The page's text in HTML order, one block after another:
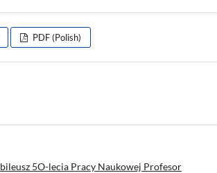
PDF (Polish)
5O-lecia Pracy Naukowej Profesor